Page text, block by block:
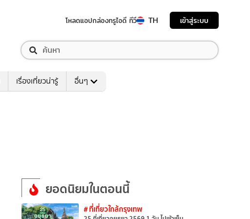
โหลดแอปกล่องทรูไอดี ทีวี TH เข้าสู่ระบบ
เรื่องเที่ยวน่ารู้ อื่นๆ
ยอดนิยมในตอนนี้
# ที่เที่ยวใกล้กรุงเทพ